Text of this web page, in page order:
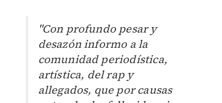
"Con profundo pesar y
desazón informo a la
comunidad periodística,
artística, del rap y
allegados, que por causas